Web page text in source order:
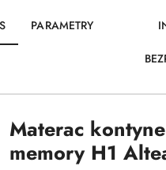
PARAMETRY
Materac
memory H1